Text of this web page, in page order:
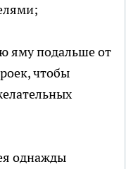
яму подальше от
чтобы
однажды